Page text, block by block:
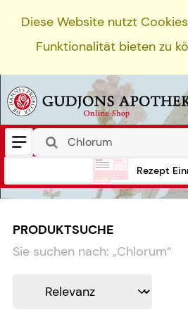
Diese Website nutzt
Funktionalität bieten zu
Rezept
PRODUKTSUCHE
Sie suchen nach: „Chlorum“